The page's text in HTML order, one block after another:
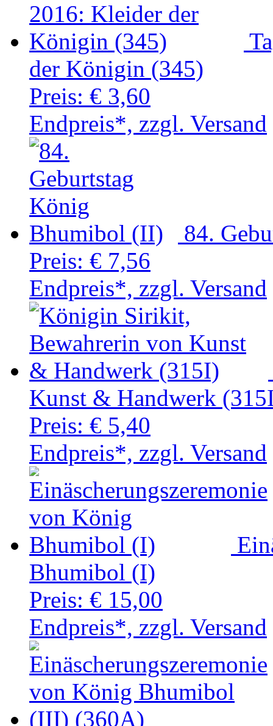
der Königin (345)
Preis: € 3,60
Endpreis*, zzgl. Versand
84.
Preis: € 7,56
Endpreis*, zzgl. Versand
Kunst & Handwerk
Preis: € 5,40
Endpreis*, zzgl. Versand
Bhumibol (I)
Preis: € 15,00
Endpreis*, zzgl. Versand